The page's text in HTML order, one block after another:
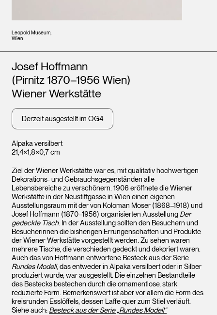
Leopold Museum,
Wien
Alpaka versilbert
21,4×1,8×0,7 cm
Künstler*innen
Josef Hoffmann
(Pirnitz 1870–1956 Wien)
Wiener Werkstätte
Derzeit ausgestellt im OG4
Ziel der Wiener Werkstätte war es, mit qualitativ hochwertigen
Dekorations- und Gebrauchsgegenständen alle
Lebensbereiche zu verschönern. 1906 eröffnete die Wiener
Werkstätte in der Neustiftgasse in Wien einen eigenen
Ausstellungsraum mit der von Koloman Moser (1868–1918) und
Josef Hoffmann (1870–1956) organisierten Ausstellung Der
gedeckte Tisch. In der Ausstellung sollten den Besuchern und
Besucherinnen die bisherigen Errungenschaften und Produkte
der Wiener Werkstätte vorgestellt werden. Zu sehen waren
mehrere Tische, die verschieden gedeckt und dekoriert waren.
Auch das von Hoffmann entworfene Besteck aus der Serie
Rundes Modell, das entweder in Alpaka versilbert oder in Silber
produziert wurde, war ausgestellt. Die einzelnen Bestandteile
des Bestecks bestechen durch die ornamentlose, stark
reduzierte Form. Bemerkenswert ist aber vor allem die Form des
kreisrunden Esslöffels, dessen Laffe quer zum Stiel verläuft.
Siehe auch: Besteck aus der Serie „Rundes Modell“